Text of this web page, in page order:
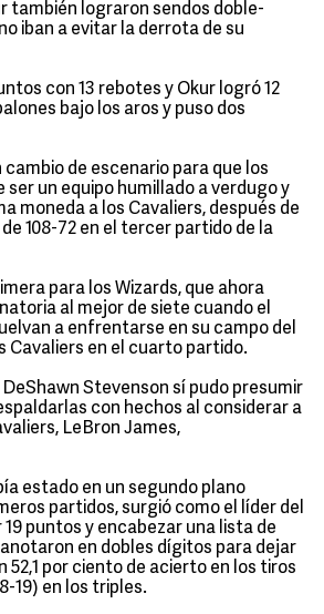
también lograron sendos doble-
iban a evitar la derrota de su
con 13 rebotes y Okur logró 12
bajo los aros y puso dos
de escenario para que los
ser un equipo humillado a verdugo y
moneda a los Cavaliers, después de
108-72 en el tercer partido de la
para los Wizards, que ahora
al mejor de siete cuando el
a enfrentarse en su campo del
Cavaliers en el cuarto partido.
Stevenson sí pudo presumir
con hechos al considerar a
LeBron James,
estado en un segundo plano
partidos, surgió como el líder del
puntos y encabezar una lista de
en dobles dígitos para dejar
52,1 por ciento de acierto en los tiros
19) en los triples.